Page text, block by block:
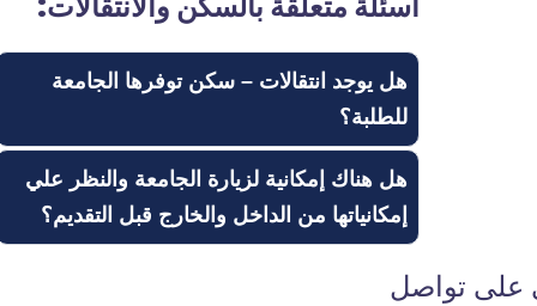
هل يوجد انتقالات – سكن توفرها الجامعة
للطلبة؟
هل هناك إمكانية لزيارة الجامعة والنظر علي
إمكانياتها من الداخل والخارج قبل التقديم؟
على تواصل